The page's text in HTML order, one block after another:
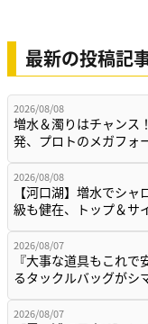
最新の投稿記
2026/08/08
増水＆濁りはチャンス
発、プロトのメガフォ
2026/08/08
【河口湖】増水でシ
級も健在、トップ＆サ
2026/08/07
『大事な道具もこれ
るタックルバッグが
2026/08/07